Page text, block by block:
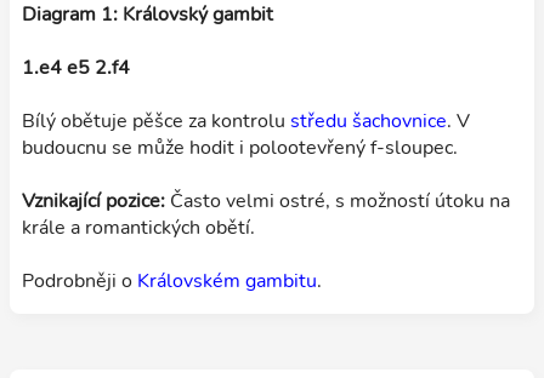
Diagram 1: Královský gambit
1.e4 e5 2.f4
Bílý obětuje pěšce za kontrolu středu šachovnice. V
budoucnu se může hodit i polootevřený f-sloupec.
Vznikající pozice: Často velmi ostré, s možností útoku na
krále a romantických obětí.
Podrobněji o Královském gambitu.